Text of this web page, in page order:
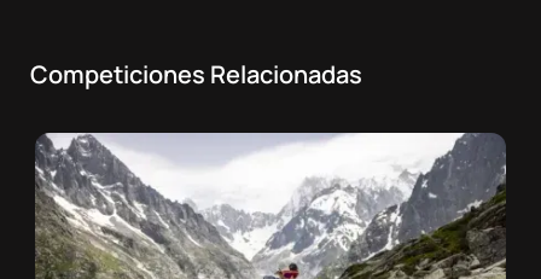
Competiciones Relacionadas